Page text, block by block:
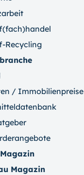
Recycling
/ Immobilienpreise
Magazin